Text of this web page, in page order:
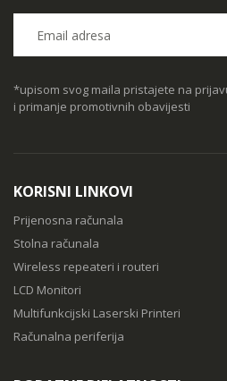
*upisom svog maila pristajete na
i primanje promotivnih obavijesti
KORISNI LINKOVI
Prijenosna računala
Stolna računala
Wireless repeateri i routeri
LCD Monitori
Multifunkcijski Laserski Printeri
Računalna periferija